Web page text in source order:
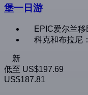
堡一日游
EPIC爱尔兰
科克和布拉尼
新
低至 US$197.69
US$187.81